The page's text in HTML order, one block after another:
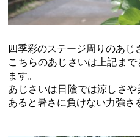
四季彩のステージ周りのあじ
こちらのあじさいは上記ま
ます。
あじさいは日陰では涼しさ
あると暑さに負けない力強さ